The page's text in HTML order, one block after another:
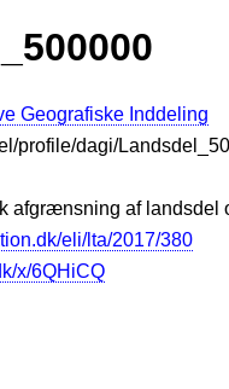
Geografiske Inddeling
profile/dagi/
afgrænsning af
eli/lta/2017/380
x/6QHiCQ